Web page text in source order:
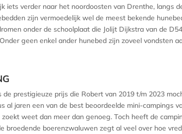
iets verder naar het noordoosten van Drenthe, langs
zijn vermoedelijk wel de meest bekende
onder de schoolplaat die Jolijt Dijkstra van de
geen enkel ander hunebed zijn zoveel vondsten
de prestigieuze prijs die Robert van 2019 t/m 2023
al jaren een van de best beoordeelde mini-campings
weet dan meer dan genoeg. Toch heeft de
broedende boerenzwaluwen zegt al veel over hoe